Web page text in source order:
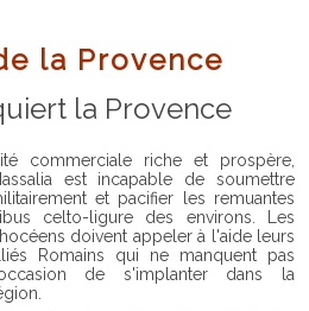
la Provence
la Provence
est incapable de soumettre
et pacifier les remuantes
celto-ligure des environs. Les
doivent appeler à l'aide leurs
Romains qui ne manquent pas
de s'implanter dans la